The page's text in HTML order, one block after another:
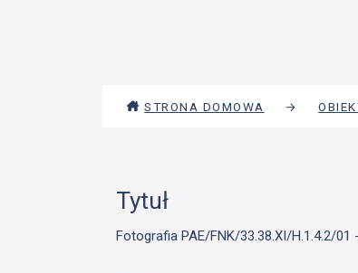
STRONA DOMOWA →
Tytuł
Fotografia PAE/FNK/33.38.XI/H.1.4.2/